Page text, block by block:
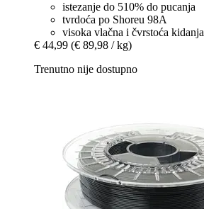
istezanje do 510% do pucanja
tvrdoća po Shoreu 98A
visoka vlačna i čvrstoća kidanja
€ 44,99 (€ 89,98 / kg)
Trenutno nije dostupno